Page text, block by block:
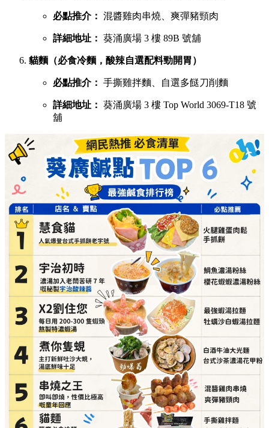
必點推介： 混醬雞肉串燒、爽彈豬頸肉
詳細地址： 葵涌廣場 3 樓 89B 號舖
貓麵（必食冷麵，酸辣自選配料勁開胃）
必點推介： 手撕雞拌麵、自選多餸刀削麵
詳細地址： 葵涌廣場 3 樓 Top World 3069-T18 號
舖